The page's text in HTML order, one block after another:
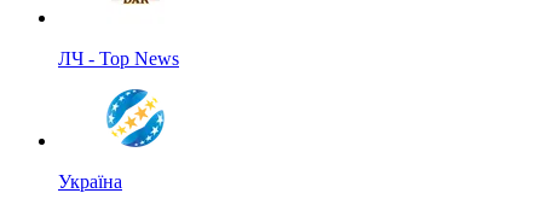
ЛЧ - Top News
Україна